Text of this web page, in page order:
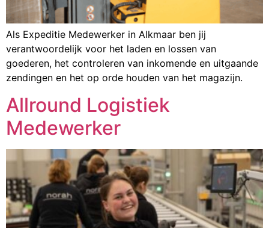
Als Expeditie Medewerker in Alkmaar ben jij
verantwoordelijk voor het laden en lossen van
goederen, het controleren van inkomende en uitgaande
zendingen en het op orde houden van het magazijn.
Allround Logistiek
Medewerker